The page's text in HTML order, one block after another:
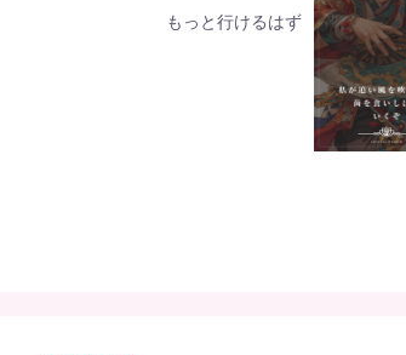
もっと行けるはず